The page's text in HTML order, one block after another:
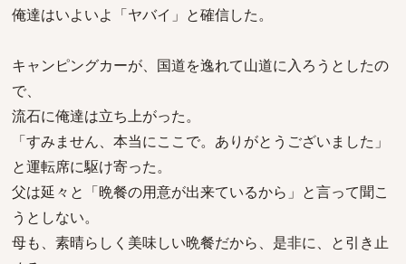
俺達はいよいよ「ヤバイ」と確信した。
キャンピングカーが、国道を逸れて山道に入ろうとしたの
で、
流石に俺達は立ち上がった。
「すみません、本当にここで。ありがとうございました」
と運転席に駆け寄った。
父は延々と「晩餐の用意が出来ているから」と言って聞こ
うとしない。
母も、素晴らしく美味しい晩餐だから、是非に、と引き止